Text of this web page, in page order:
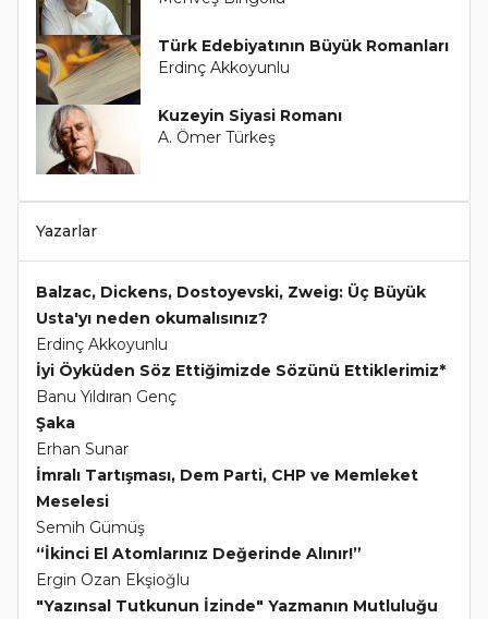
Türk Edebiyatının Büyük Romanları
Erdinç Akkoyunlu
Kuzeyin Siyasi Romanı
A. Ömer Türkeş
Yazarlar
Balzac, Dickens, Dostoyevski, Zweig: Üç Büyük
Usta'yı neden okumalısınız?
Erdinç Akkoyunlu
İyi Öyküden Söz Ettiğimizde Sözünü Ettiklerimiz*
Banu Yıldıran Genç
Şaka
Erhan Sunar
İmralı Tartışması, Dem Parti, CHP ve Memleket
Meselesi
Semih Gümüş
“İkinci El Atomlarınız Değerinde Alınır!”
Ergin Ozan Ekşioğlu
"Yazınsal Tutkunun İzinde" Yazmanın Mutluluğu